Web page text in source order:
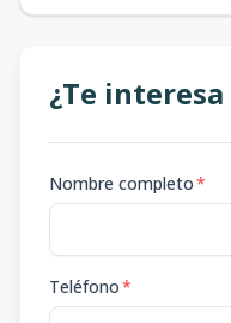
¿Te
Nombre completo*
Teléfono*